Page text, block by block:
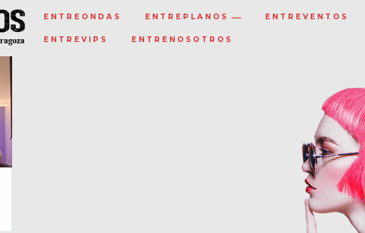
ENTREONDAS ENTREPLANOS ENTREVENTOS
ENTREVIPS ENTRENOSOTROS